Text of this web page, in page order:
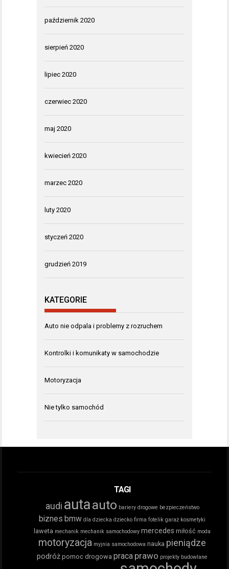
październik 2020
sierpień 2020
lipiec 2020
czerwiec 2020
maj 2020
kwiecień 2020
marzec 2020
luty 2020
styczeń 2020
grudzień 2019
KATEGORIE
Auto nie odpala i problemy z rozruchem
Kontrolki i komunikaty w samochodzie
Motoryzacja
Nie tylko samochód
TAGI
audi autaauto bariery drogowe bezpieczeństwo
biznes bmw dla dziecka dziecko firma fotelik garaż kosmetyki
laweta mechanik mechanik samochodowy mercedes miłość moda
motoryzacja myjnia samochodowa nauka pieniądze
podróż pomoc drogowa praca prawo projekty budowlane